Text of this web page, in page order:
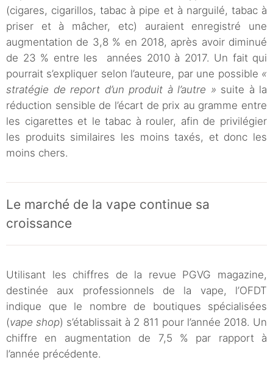
(cigares, cigarillos, tabac à pipe et à narguilé, tabac à
priser et à mâcher, etc) auraient enregistré une
augmentation de 3,8 % en 2018, après avoir diminué
de 23 % entre les années 2010 à 2017. Un fait qui
pourrait s’expliquer selon l’auteure, par une possible «
stratégie de report d’un produit à l’autre » suite à la
réduction sensible de l’écart de prix au gramme entre
les cigarettes et le tabac à rouler, afin de privilégier
les produits similaires les moins taxés, et donc les
moins chers.
Le marché de la vape continue sa
croissance
Utilisant les chiffres de la revue PGVG magazine,
destinée aux professionnels de la vape, l’OFDT
indique que le nombre de boutiques spécialisées
(vape shop) s’établissait à 2 811 pour l’année 2018. Un
chiffre en augmentation de 7,5 % par rapport à
l’année précédente.